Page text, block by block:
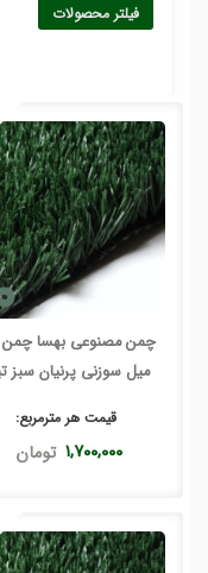
فیلتر محصولات
میل سوزنی پرنیان سبز
قیمت هر مترمربع:
۱,۷۰۰,۰۰۰ تومان